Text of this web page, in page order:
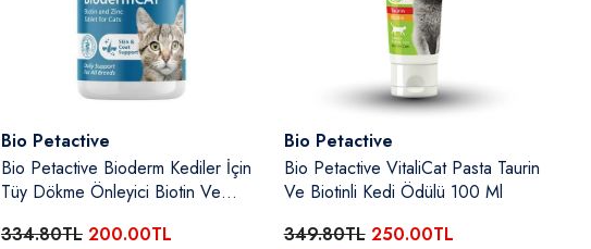
Satıcı:
Bio Petactive
Bio Petactive Bioderm Kediler İçin
Tüy Dökme Önleyici Biotin Ve
334.80TL 200.00TL
Satıcı:
Bio Petactive
Bio Petactive VitaliCat Pasta Taurin
Ve Biotinli Kedi Ödülü 100 Ml
349.80TL 250.00TL